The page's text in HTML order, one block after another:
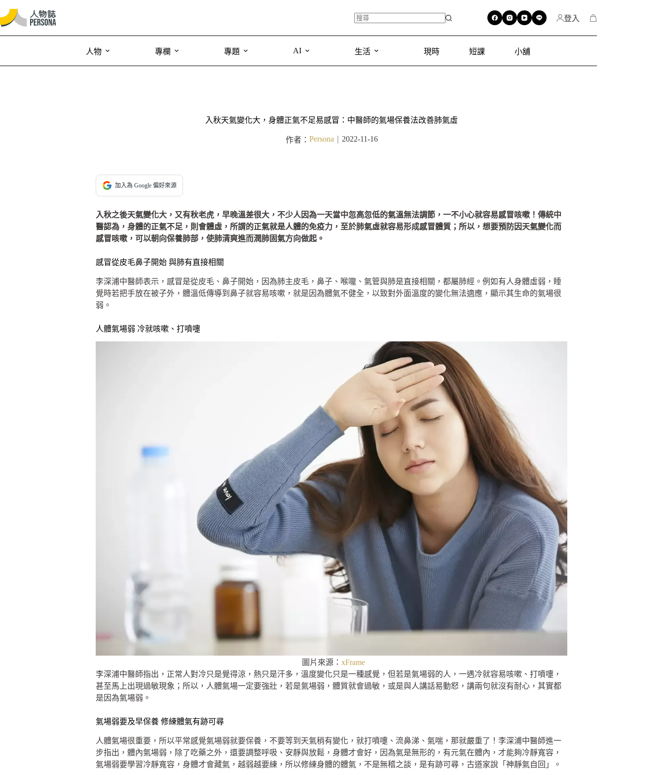
登入
人物 專欄 專題 AI 生活 現時 短課 小舖
入秋天氣變化大，身體正氣不足易感冒：中醫師的氣場保養法改善肺氣虛
作者： Persona｜ 2022-11-16
加入為 Google 偏好來源
入秋之後天氣變化大，又有秋老虎，早晚溫差很大，不少人因為一天當中忽高忽低的氣溫無法調節，一不小心就容易感冒咳嗽！傳統中
醫認為，身體的正氣不足，則會體虛，所謂的正氣就是人體的免疫力，至於肺氣虛就容易形成感冒體質；所以，想要預防因天氣變化而
感冒咳嗽，可以朝向保養肺部，使肺清爽進而潤肺固氣方向做起。
感冒從皮毛鼻子開始 與肺有直接相關
李深浦中醫師表示，感冒是從皮毛、鼻子開始，因為肺主皮毛，鼻子、喉嚨、氣管與肺是直接相關，都屬肺經。例如有人身體虛弱，睡
覺時若把手放在被子外，體溫低傳導到鼻子就容易咳嗽，就是因為體氣不健全，以致對外面溫度的變化無法適應，顯示其生命的氣場很
弱。
人體氣場弱 冷就咳嗽、打噴嚏
圖片來源： xFrame
李深浦中醫師指出，正常人對冷只是覺得涼，熱只是汗多，溫度變化只是一種感覺，但若是氣場弱的人，一遇冷就容易咳嗽、打噴嚏，
甚至馬上出現過敏現象；所以，人體氣場一定要強壯，若是氣場弱，體質就會過敏，或是與人講話易動怒，講兩句就沒有耐心，其實都
是因為氣場弱。
氣場弱要及早保養 修練體氣有跡可尋
人體氣場很重要，所以平常感覺氣場弱就要保養，不要等到天氣稍有變化，就打噴嚏、流鼻涕、氣喘，那就嚴重了！李深浦中醫師進一
步指出，體內氣場弱，除了吃藥之外，還要調整呼吸、安靜與放鬆，身體才會好，因為氣是無形的，有元氣在體內，才能夠冷靜寬容，
氣場弱要學習冷靜寬容，身體才會藏氣，越弱越要練，所以修練身體的體氣，不是無稽之談，是有跡可尋，古道家說「神靜氣自回」。